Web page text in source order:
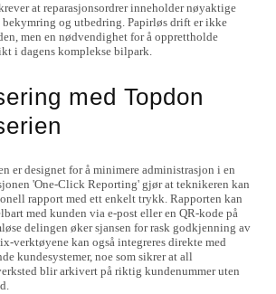
at reparasjonsordrer inneholder nøyaktige
bekymring og utbedring. Papirløs drift er ikke
men en nødvendighet for å opprettholde
i dagens komplekse bilpark.
med Topdon
er designet for å minimere administrasjon i en
'One-Click Reporting' gjør at teknikeren kan
rapport med ett enkelt trykk. Rapporten kan
med kunden via e-post eller en QR-kode på
delingen øker sjansen for rask godkjenning av
verktøyene kan også integreres direkte med
kundesystemer, noe som sikrer at all
blir arkivert på riktig kundenummer uten